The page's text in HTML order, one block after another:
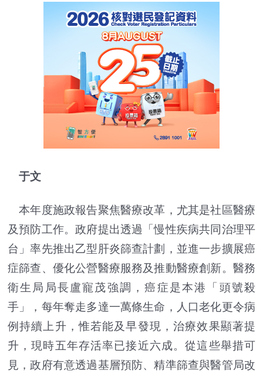
于文
本年度施政報告聚焦醫療改革，尤其是社區醫療
及預防工作。政府提出透過「慢性疾病共同治理平
台」率先推出乙型肝炎篩查計劃，並進一步擴展癌
症篩查、優化公營醫療服務及推動醫療創新。醫務
衛生局局長盧寵茂強調，癌症是本港「頭號殺
手」，每年奪走多達一萬條生命，人口老化更令病
例持續上升，惟若能及早發現，治療效果顯著提
升，現時五年存活率已接近六成。從這些舉措可
見，政府有意透過基層預防、精準篩查與醫管局改